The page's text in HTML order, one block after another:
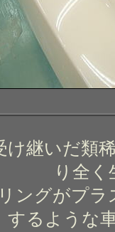
け継いだ類
り全
ングがプ
するような